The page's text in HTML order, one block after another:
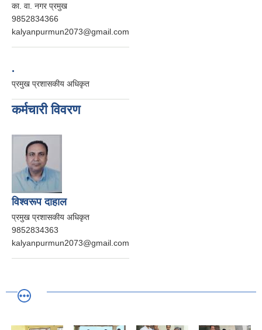
का. वा. नगर प्रमुख
9852834366
kalyanpurmun2073@gmail.com
.
प्रमुख प्रशासकीय अधिकृत
कर्मचारी विवरण
विश्वरूप दाहाल
प्रमुख प्रशासकीय अधिकृत
9852834363
kalyanpurmun2073@gmail.com